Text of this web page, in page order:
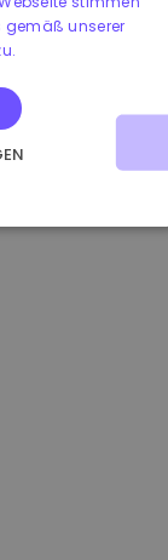
3.4B €
gemäß unserer